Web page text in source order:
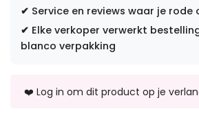
✔ Service en reviews waar je
✔ Elke verkoper verwerkt
blanco verpakking